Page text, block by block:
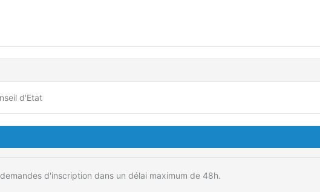
d'Etat
d'inscription dans un délai maximum de 48h.